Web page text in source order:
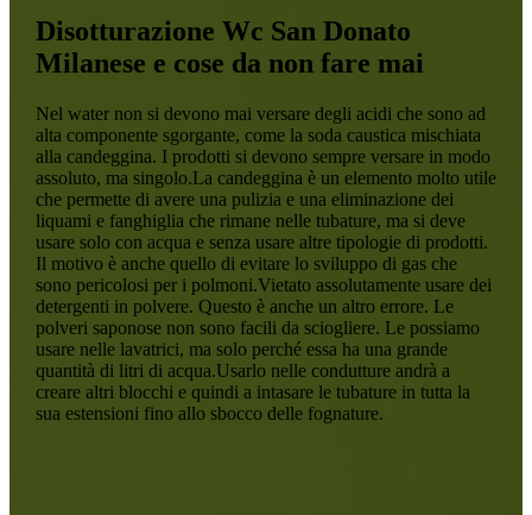
Disotturazione Wc San Donato
Milanese e cose da non fare mai
Nel water non si devono mai versare degli acidi che sono ad
alta componente sgorgante, come la soda caustica mischiata
alla candeggina. I prodotti si devono sempre versare in modo
assoluto, ma singolo.La candeggina è un elemento molto utile
che permette di avere una pulizia e una eliminazione dei
liquami e fanghiglia che rimane nelle tubature, ma si deve
usare solo con acqua e senza usare altre tipologie di prodotti.
Il motivo è anche quello di evitare lo sviluppo di gas che
sono pericolosi per i polmoni.Vietato assolutamente usare dei
detergenti in polvere. Questo è anche un altro errore. Le
polveri saponose non sono facili da sciogliere. Le possiamo
usare nelle lavatrici, ma solo perché essa ha una grande
quantità di litri di acqua.Usarlo nelle condutture andrà a
creare altri blocchi e quindi a intasare le tubature in tutta la
sua estensioni fino allo sbocco delle fognature.